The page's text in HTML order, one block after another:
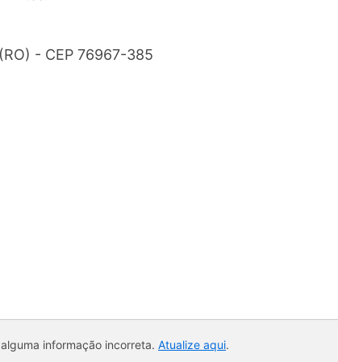
- CEP 76967-385
informação incorreta. Atualize aqui.